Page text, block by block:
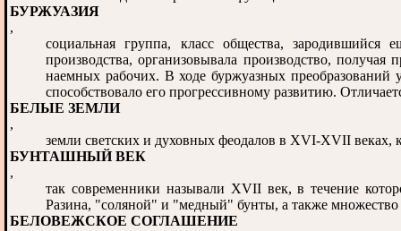
БУРЖУАЗИЯ
,
социальная группа, класс общества, зародившийся
производства, организовывала производство,
наемных рабочих. В ходе буржуазных преобразований
способствовало его прогрессивному развитию.
БЕЛЫЕ ЗЕМЛИ
,
земли светских и духовных феодалов в XVI-XVII веках,
БУНТАШНЫЙ ВЕК
,
так современники называли XVII век, в течение
Разина, "соляной" и "медный" бунты, а также множество
БЕЛОВЕЖСКОЕ СОГЛАШЕНИЕ